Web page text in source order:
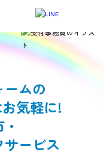
ムの
気軽に!
ービス